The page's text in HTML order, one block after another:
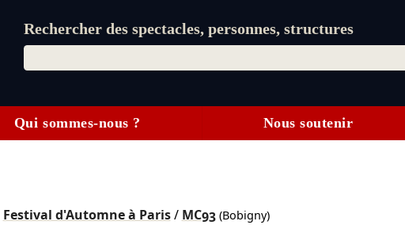
Rechercher des spectacles, personnes, structures
Qui sommes-nous ? Nous soutenir
Festival d'Automne à Paris/ MC93(Bobigny)